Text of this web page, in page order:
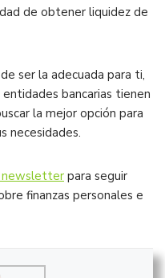
de obtener liquidez de
ser la adecuada para ti,
bancarias tienen
la mejor opción para
necesidades.
newsletter para seguir
finanzas personales e